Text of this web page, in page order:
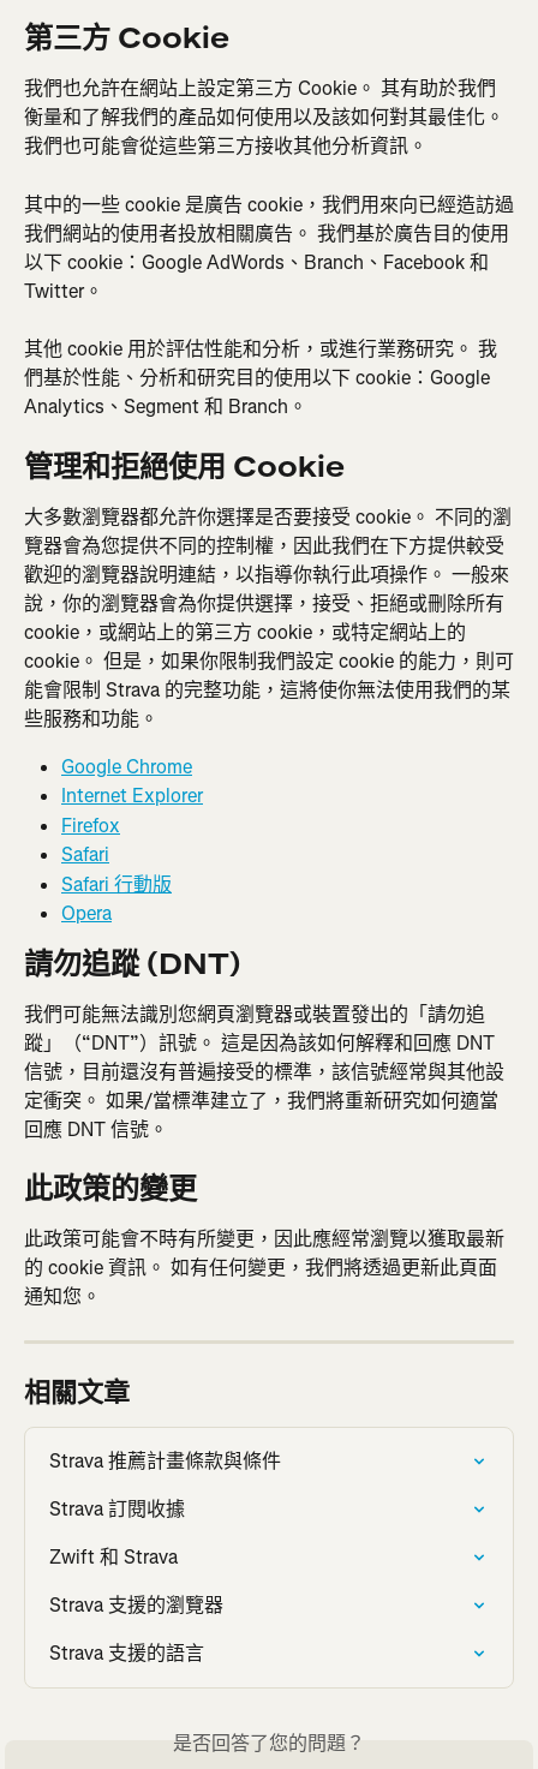
第三方 Cookie
我們也允許在網站上設定第三方 Cookie。 其有助於我們
衡量和了解我們的產品如何使用以及該如何對其最佳化。
我們也可能會從這些第三方接收其他分析資訊。
其中的一些 cookie 是廣告 cookie，我們用來向已經造訪過
我們網站的使用者投放相關廣告。 我們基於廣告目的使用
以下 cookie：Google AdWords、Branch、Facebook 和
Twitter。
其他 cookie 用於評估性能和分析，或進行業務研究。 我
們基於性能、分析和研究目的使用以下 cookie：Google
Analytics、Segment 和 Branch。
管理和拒絕使用 Cookie
大多數瀏覽器都允許你選擇是否要接受 cookie。 不同的瀏
覽器會為您提供不同的控制權，因此我們在下方提供較受
歡迎的瀏覽器說明連結，以指導你執行此項操作。 一般來
說，你的瀏覽器會為你提供選擇，接受、拒絕或刪除所有
cookie，或網站上的第三方 cookie，或特定網站上的
cookie。 但是，如果你限制我們設定 cookie 的能力，則可
能會限制 Strava 的完整功能，這將使你無法使用我們的某
些服務和功能。
Google Chrome
Internet Explorer
Firefox
Safari
Safari 行動版
Opera
請勿追蹤 (DNT)
我們可能無法識別您網頁瀏覽器或裝置發出的「請勿追
蹤」（“DNT”）訊號。 這是因為該如何解釋和回應 DNT
信號，目前還沒有普遍接受的標準，該信號經常與其他設
定衝突。 如果/當標準建立了，我們將重新研究如何適當
回應 DNT 信號。
此政策的變更
此政策可能會不時有所變更，因此應經常瀏覽以獲取最新
的 cookie 資訊。 如有任何變更，我們將透過更新此頁面
通知您。
相關文章
Strava 推薦計畫條款與條件
Strava 訂閱收據
Zwift 和 Strava
Strava 支援的瀏覽器
Strava 支援的語言
是否回答了您的問題？